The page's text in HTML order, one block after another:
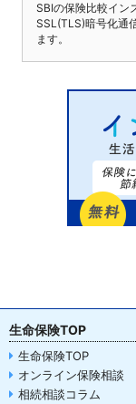
SBIの保険比較イン
SSL(TLS)暗号化通
ます。
生命保険TOP
生命保険TOP
オンライン保険相談
相続相談コラム